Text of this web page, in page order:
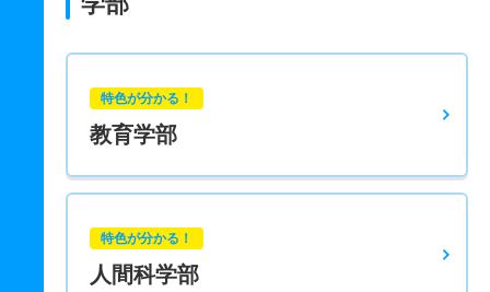
特色が分かる！
教育学部
特色が分かる！
人間科学部